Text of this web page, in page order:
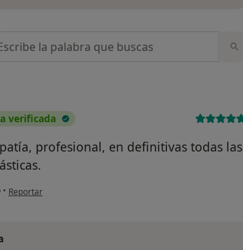
en opiniones
verificada
profesional, en definitivas todas las
• en opinión del usuario David Moyano Sanchez
Reportar